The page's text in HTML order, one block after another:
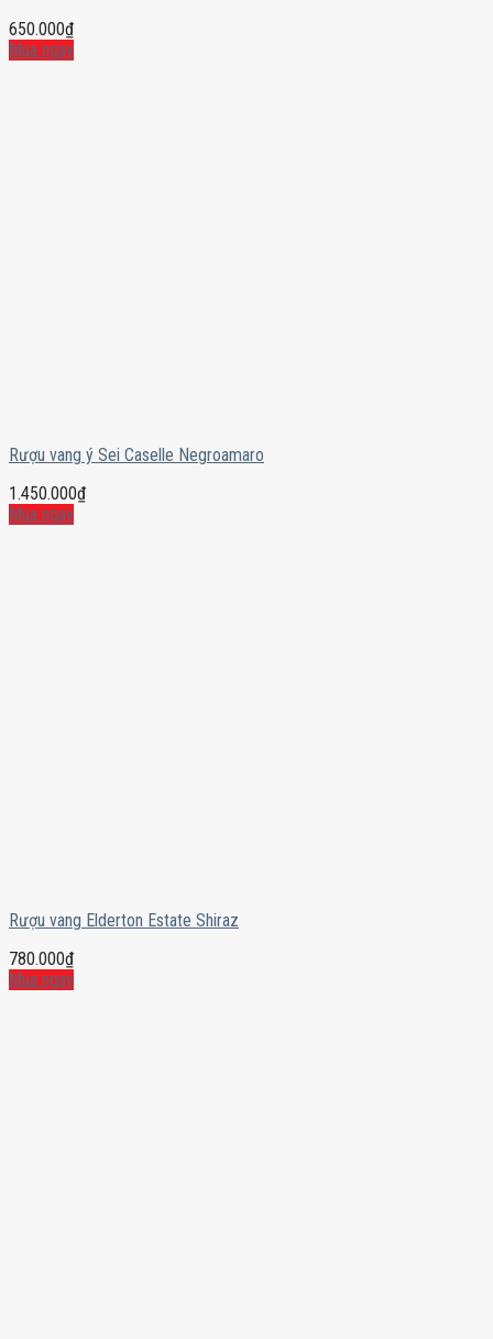
650.000₫
Mua ngay
Rượu vang ý Sei Caselle Negroamaro
1.450.000₫
Mua ngay
Rượu vang Elderton Estate Shiraz
780.000₫
Mua ngay